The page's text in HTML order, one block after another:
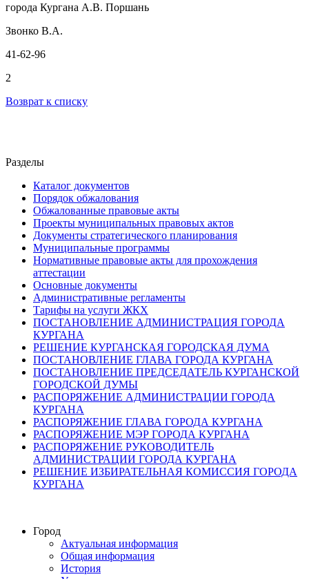
города Кургана А.В. Поршань
Звонко В.А.
41-62-96
2
Возврат к списку
Разделы
Каталог документов
Порядок обжалования
Обжалованные правовые акты
Проекты муниципальных правовых актов
Документы стратегического планирования
Муниципальные программы
Нормативные правовые акты для прохождения
аттестации
Основные документы
Административные регламенты
Тарифы на услуги ЖКХ
ПОСТАНОВЛЕНИЕ АДМИНИСТРАЦИЯ ГОРОДА
КУРГАНА
РЕШЕНИЕ КУРГАНСКАЯ ГОРОДСКАЯ ДУМА
ПОСТАНОВЛЕНИЕ ГЛАВА ГОРОДА КУРГАНА
ПОСТАНОВЛЕНИЕ ПРЕДСЕДАТЕЛЬ КУРГАНСКОЙ
ГОРОДСКОЙ ДУМЫ
РАСПОРЯЖЕНИЕ АДМИНИСТРАЦИИ ГОРОДА
КУРГАНА
РАСПОРЯЖЕНИЕ ГЛАВА ГОРОДА КУРГАНА
РАСПОРЯЖЕНИЕ МЭР ГОРОДА КУРГАНА
РАСПОРЯЖЕНИЕ РУКОВОДИТЕЛЬ
АДМИНИСТРАЦИИ ГОРОДА КУРГАНА
РЕШЕНИЕ ИЗБИРАТЕЛЬНАЯ КОМИССИЯ ГОРОДА
КУРГАНА
Город
Актуальная информация
Общая информация
История